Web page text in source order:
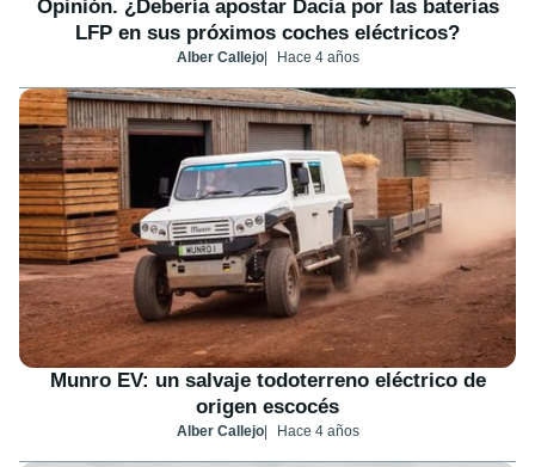
Opinión. ¿Debería apostar Dacia por las baterías
LFP en sus próximos coches eléctricos?
Alber Callejo Hace 4 años
Munro EV: un salvaje todoterreno eléctrico de
origen escocés
Alber Callejo Hace 4 años